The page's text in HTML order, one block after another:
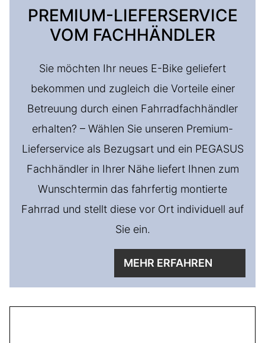
PREMIUM-LIEFERSERVICE
VOM FACHHÄNDLER
Sie möchten Ihr neues E-Bike geliefert
bekommen und zugleich die Vorteile einer
Betreuung durch einen Fahrradfachhändler
erhalten? – Wählen Sie unseren Premium-
Lieferservice als Bezugsart und ein PEGASUS
Fachhändler in Ihrer Nähe liefert Ihnen zum
Wunschtermin das fahrfertig montierte
Fahrrad und stellt diese vor Ort individuell auf
Sie ein.
MEHR ERFAHREN